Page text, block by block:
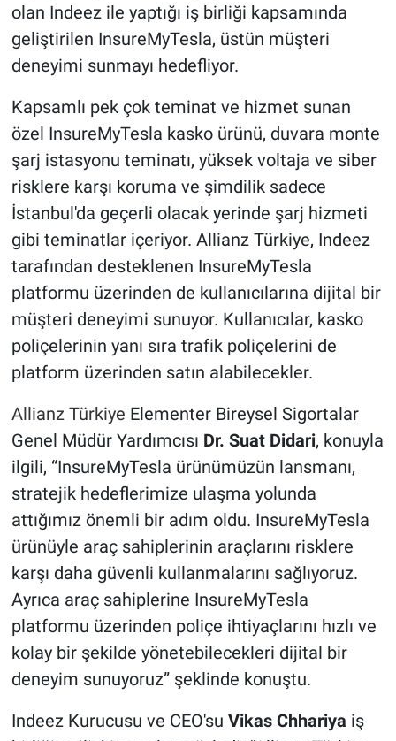
olan Indeez ile yaptığı iş birliği kapsamında
geliştirilen InsureMyTesla, üstün müşteri
deneyimi sunmayı hedefliyor.
Kapsamlı pek çok teminat ve hizmet sunan
özel InsureMyTesla kasko ürünü, duvara monte
şarj istasyonu teminatı, yüksek voltaja ve siber
risklere karşı koruma ve şimdilik sadece
İstanbul'da geçerli olacak yerinde şarj hizmeti
gibi teminatlar içeriyor. Allianz Türkiye, Indeez
tarafından desteklenen InsureMyTesla
platformu üzerinden de kullanıcılarına dijital bir
müşteri deneyimi sunuyor. Kullanıcılar, kasko
poliçelerinin yanı sıra trafik poliçelerini de
platform üzerinden satın alabilecekler.
Allianz Türkiye Elementer Bireysel Sigortalar
Genel Müdür Yardımcısı Dr. Suat Didari, konuyla
ilgili, “InsureMyTesla ürünümüzün lansmanı,
stratejik hedeflerimize ulaşma yolunda
attığımız önemli bir adım oldu. InsureMyTesla
ürünüyle araç sahiplerinin araçlarını risklere
karşı daha güvenli kullanmalarını sağlıyoruz.
Ayrıca araç sahiplerine InsureMyTesla
platformu üzerinden poliçe ihtiyaçlarını hızlı ve
kolay bir şekilde yönetebilecekleri dijital bir
deneyim sunuyoruz” şeklinde konuştu.
Indeez Kurucusu ve CEO'su Vikas Chhariya iş